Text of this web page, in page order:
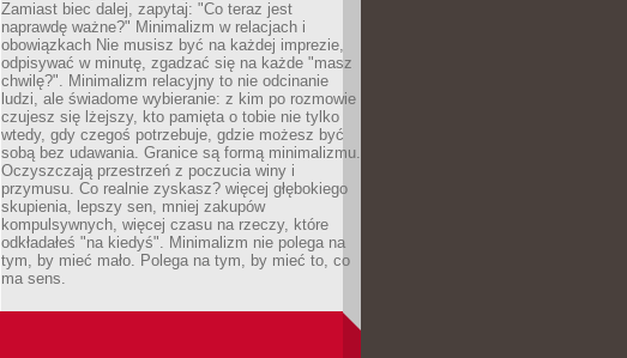
Zamiast biec dalej, zapytaj: "Co teraz jest
naprawdę ważne?" Minimalizm w relacjach i
obowiązkach Nie musisz być na każdej imprezie,
odpisywać w minutę, zgadzać się na każde "masz
chwilę?". Minimalizm relacyjny to nie odcinanie
ludzi, ale świadome wybieranie: z kim po rozmowie
czujesz się lżejszy, kto pamięta o tobie nie tylko
wtedy, gdy czegoś potrzebuje, gdzie możesz być
sobą bez udawania. Granice są formą minimalizmu.
Oczyszczają przestrzeń z poczucia winy i
przymusu. Co realnie zyskasz? więcej głębokiego
skupienia, lepszy sen, mniej zakupów
kompulsywnych, więcej czasu na rzeczy, które
odkładałeś "na kiedyś". Minimalizm nie polega na
tym, by mieć mało. Polega na tym, by mieć to, co
ma sens.